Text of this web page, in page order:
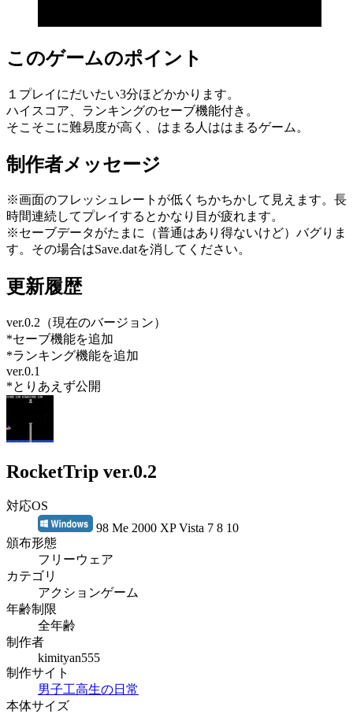
このゲームのポイント
１プレイにだいたい3分ほどかかります。
ハイスコア、ランキングのセーブ機能付き。
そこそこに難易度が高く、はまる人ははまるゲーム。
制作者メッセージ
※画面のフレッシュレートが低くちかちかして見えます。長
時間連続してプレイするとかなり目が疲れます。
※セーブデータがたまに（普通はあり得ないけど）バグりま
す。その場合はSave.datを消してください。
更新履歴
ver.0.2（現在のバージョン）
*セーブ機能を追加
*ランキング機能を追加
ver.0.1
*とりあえず公開
RocketTrip ver.0.2
対応OS
98 Me 2000 XP Vista 7 8 10
頒布形態
フリーウェア
カテゴリ
アクションゲーム
年齢制限
全年齢
制作者
kimityan555
制作サイト
男子工高生の日常
本体サイズ